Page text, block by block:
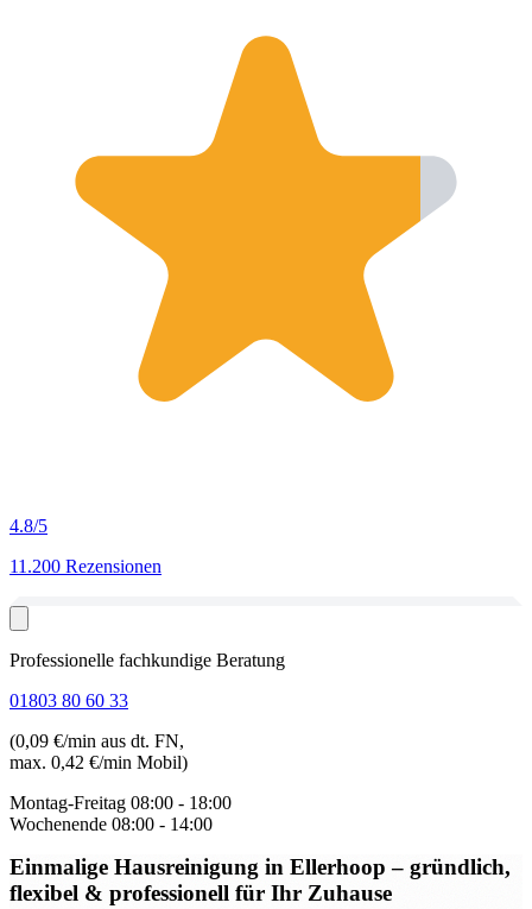
4.8/5
11.200 Rezensionen
Professionelle fachkundige Beratung
01803 80 60 33
(0,09 €/min aus dt. FN,
max. 0,42 €/min Mobil)
Montag-Freitag 08:00 - 18:00
Wochenende 08:00 - 14:00
Einmalige Hausreinigung in Ellerhoop– gründlich,
flexibel & professionell für Ihr Zuhause